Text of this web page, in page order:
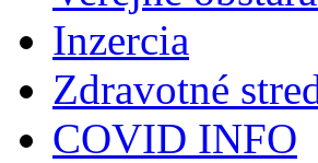
Inzercia
Zdravotné
COVID INFO